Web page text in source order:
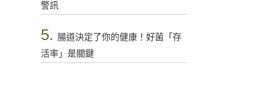
警訊
5. 腸道決定了你的健康！好菌「存
活率」是關鍵